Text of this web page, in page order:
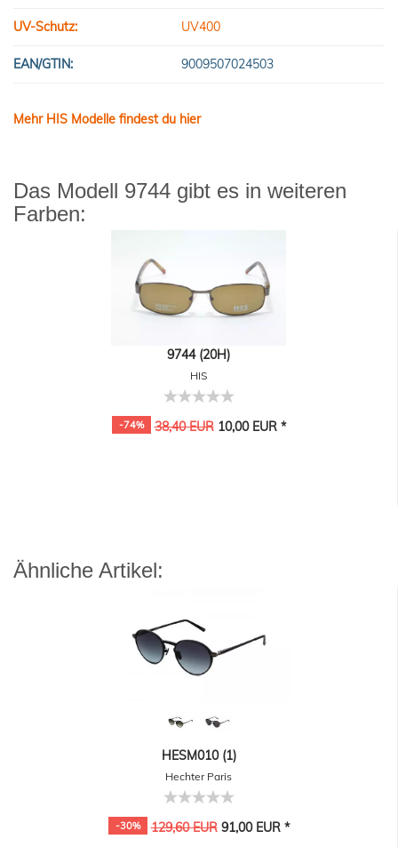
UV-Schutz: UV400
EAN/GTIN: 9009507024503
Mehr HIS Modelle findest du hier
Das Modell 9744 gibt es in weiteren
Farben:
9744 (20H)
HIS
-74% 38,40 EUR10,00 EUR *
Ähnliche Artikel:
HESM010 (1)
Hechter Paris
-30% 129,60 EUR91,00 EUR *